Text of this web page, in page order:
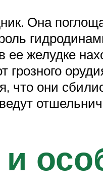
Она
желудке
грозного
что они